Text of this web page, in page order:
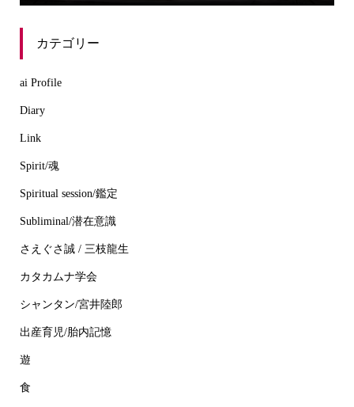
カテゴリー
ai Profile
Diary
Link
Spirit/魂
Spiritual session/鑑定
Subliminal/潜在意識
さえぐさ誠 / 三枝龍生
カタカムナ学会
シャンタン/宮井陸郎
出産育児/胎内記憶
遊
食